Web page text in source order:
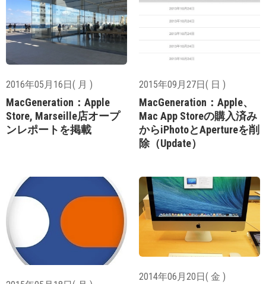
2016年05月16日( 月 )
MacGeneration：Apple
Store, Marseille店オープ
ンレポートを掲載
2015年09月27日( 日 )
MacGeneration：Apple、
Mac App Storeの購入済み
からiPhotoとApertureを削
除（Update）
2014年06月20日( 金 )